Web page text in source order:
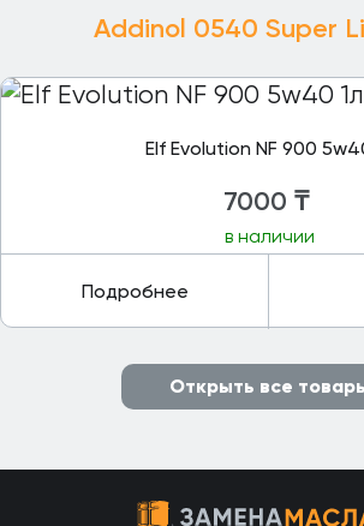
Addinol 0540 Super
Elf Evolution NF 900
7000 ₸
в наличии
Подробнее
Открыть все